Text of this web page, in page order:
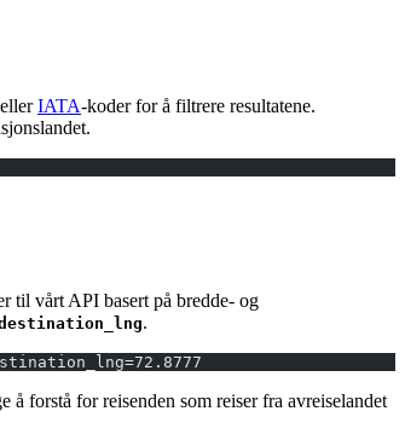
IATA-koder for å filtrere resultatene.
til vårt API basert på bredde- og
.
forstå for reisenden som reiser fra avreiselandet